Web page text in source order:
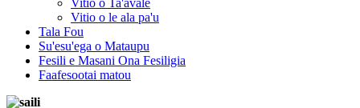
Vitio o Ta'avale
Vitio o le ala pa'u
Tala Fou
Su'esu'ega o Mataupu
Fesili e Masani Ona Fesiligia
Faafesootai matou